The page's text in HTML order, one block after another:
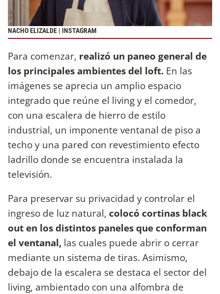
NACHO ELIZALDE | INSTAGRAM
Para comenzar, realizó un paneo general de
los principales ambientes del loft. En las
imágenes se aprecia un amplio espacio
integrado que reúne el living y el comedor,
con una escalera de hierro de estilo
industrial, un imponente ventanal de piso a
techo y una pared con revestimiento efecto
ladrillo donde se encuentra instalada la
televisión.
Para preservar su privacidad y controlar el
ingreso de luz natural, colocó cortinas black
out en los distintos paneles que conforman
el ventanal, las cuales puede abrir o cerrar
mediante un sistema de tiras. Asimismo,
debajo de la escalera se destaca el sector del
living, ambientado con una alfombra de